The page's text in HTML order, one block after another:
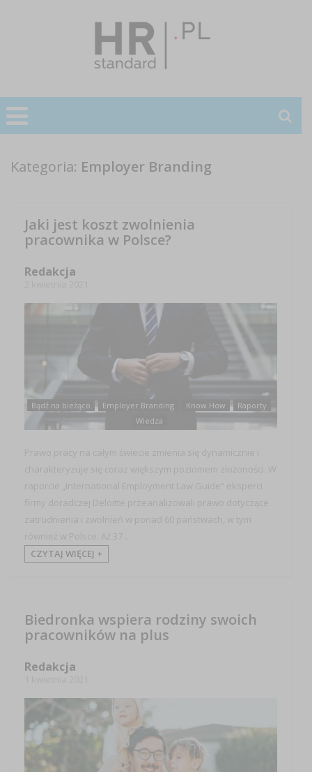
Kategoria: Employer Branding
Jaki jest koszt zwolnienia
pracownika w Polsce?
Redakcja
Bądź na bieżąco Employer Branding Know How
Raporty
Wiedza
Prawo pracy na całym świecie zmienia się dynamicznie i
charakteryzuje się coraz większym poziomem złożoności. W
raporcie „International Employment Law Guide” eksperci
firmy doradczej Deloitte przeanalizowali prawo dotyczące
zatrudnienia i zwolnień w ponad 60 państwach, w tym
również w Polsce. Aż 37 ...
CZYTAJ WIĘCEJ +
Biedronka wspiera rodziny swoich
pracowników na plus
Redakcja